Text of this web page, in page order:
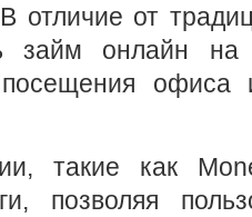
отличие от
займ онлайн
офиса
такие как
позволяя